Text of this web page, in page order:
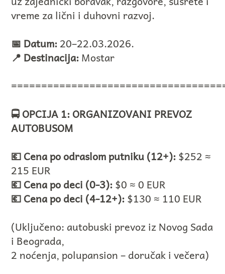
vreme za lični i duhovni razvoj.
📅 Datum:20–22.03.2026.
📍 Destinacija:Mostar
🚍 OPCIJA 1: ORGANIZOVANI PREVOZ
AUTOBUSOM
💶 Cena po odraslom putniku (12+):$252 ≈
215 EUR
💶 Cena po deci (0-3):$0 ≈ 0 EUR
💶 Cena po deci (4-12+):$130 ≈ 110 EUR
(Uključeno: autobuski prevoz iz Novog Sada
i Beograda,
2 noćenja, polupansion – doručak i večera)